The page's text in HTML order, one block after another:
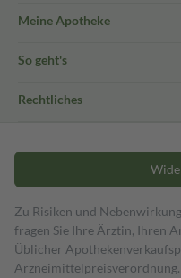
Meine Apotheke
So geht's
Rechtliches
Zu Risiken und
fragen Sie Ihre Ärztin, Ihren
Üblicher